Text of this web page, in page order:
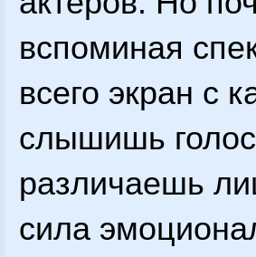
вспоминая
всего экран с
слышишь
различаешь
сила